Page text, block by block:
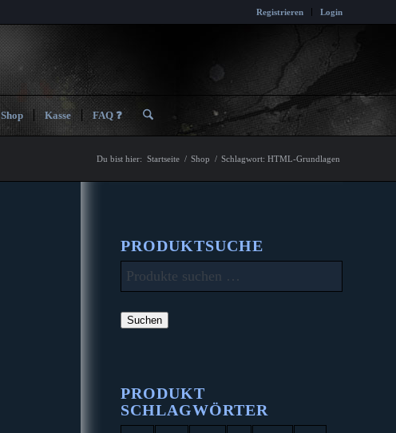
Registrieren Login
Shop Kasse FAQ ❓
Du bist hier: Startseite / Shop / Schlagwort: HTML-Grundlagen
PRODUKTSUCHE
Suchen
PRODUKT
SCHLAGWÖRTER